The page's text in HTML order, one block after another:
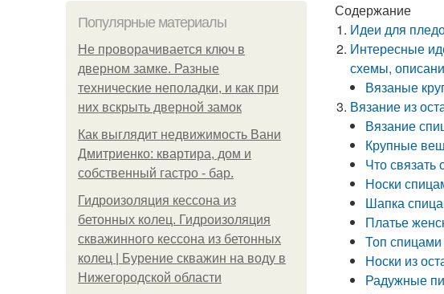
Популярные материалы
Не проворачивается ключ в
дверном замке. Разные
технические неполадки, и как при
них вскрыть дверной замок
Как выглядит недвижимость Вани
Дмитриенко: квартира, дом и
собственный гастро - бар.
Гидроизоляция кессона из
бетонных колец. Гидроизоляция
скважинного кессона из бетонных
колец | Бурение скважин на воду в
Нижегородской области
Содержание
Идеи для
Интересные
схемы,
Вязаные
Вязание из
Вязание
Крупные
Что связать
Носки
Шапка
Платье
Топ спицами
Носки из
Радужные